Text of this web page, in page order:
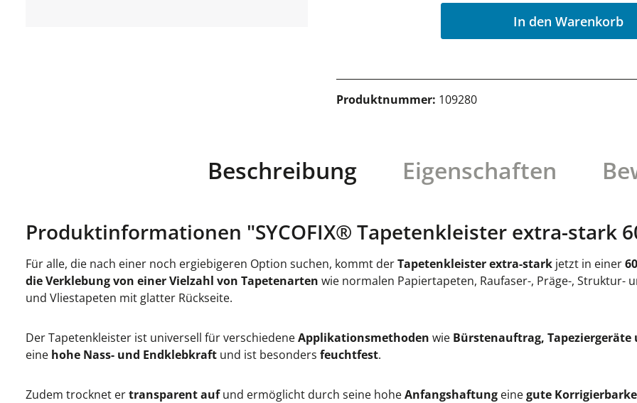
In den Warenkorb
Produktnummer: 109280
Beschreibung Eigenschaften
Produktinformationen "SYCOFIX® Tapetenkleister extra-stark
Für alle, die nach einer noch ergiebigeren Option suchen, kommt derTapetenkleister extra-stark jetzt in einer
die Verklebung von einer Vielzahl von Tapetenarten wie normalen Papiertapeten, Raufaser-, Präge-, Struktur-
und Vliestapeten mit glatter Rückseite.
Der Tapetenkleister ist universell für verschiedeneApplikationsmethoden wie Bürstenauftrag,
eine hohe Nass- und Endklebkraft und ist besonders feuchtfest.
Zudem trocknet ertransparent aufund ermöglicht durch seine hoheAnfangshaftung einegute